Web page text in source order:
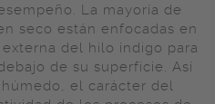
La mayoría de
seco están enfocadas en
del hilo índigo para
de su superficie. Así
el carácter del